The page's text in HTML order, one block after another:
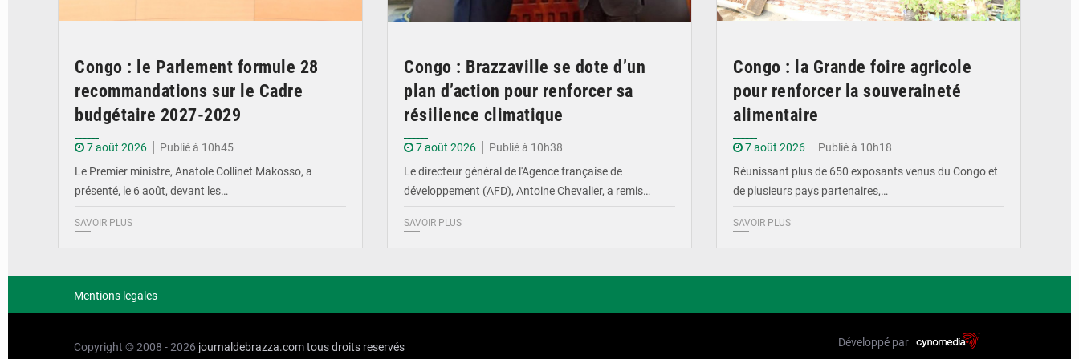
Congo : le Parlement formule 28
recommandations sur le Cadre
budgétaire 2027-2029
7 août 2026
Publié à 10h45
Le Premier ministre, Anatole Collinet Makosso, a
présenté, le 6 août, devant les…
SAVOIR PLUS
Congo : Brazzaville se dote d’un
plan d’action pour renforcer sa
résilience climatique
7 août 2026
Publié à 10h38
Le directeur général de l'Agence française de
développement (AFD), Antoine Chevalier, a remis…
SAVOIR PLUS
Congo : la Grande foire agricole
pour renforcer la souveraineté
alimentaire
7 août 2026
Publié à 10h18
Réunissant plus de 650 exposants venus du Congo et
de plusieurs pays partenaires,…
SAVOIR PLUS
Mentions legales
Copyright © 2008 - 2026 journaldebrazza.comtous droits reservés Développé par